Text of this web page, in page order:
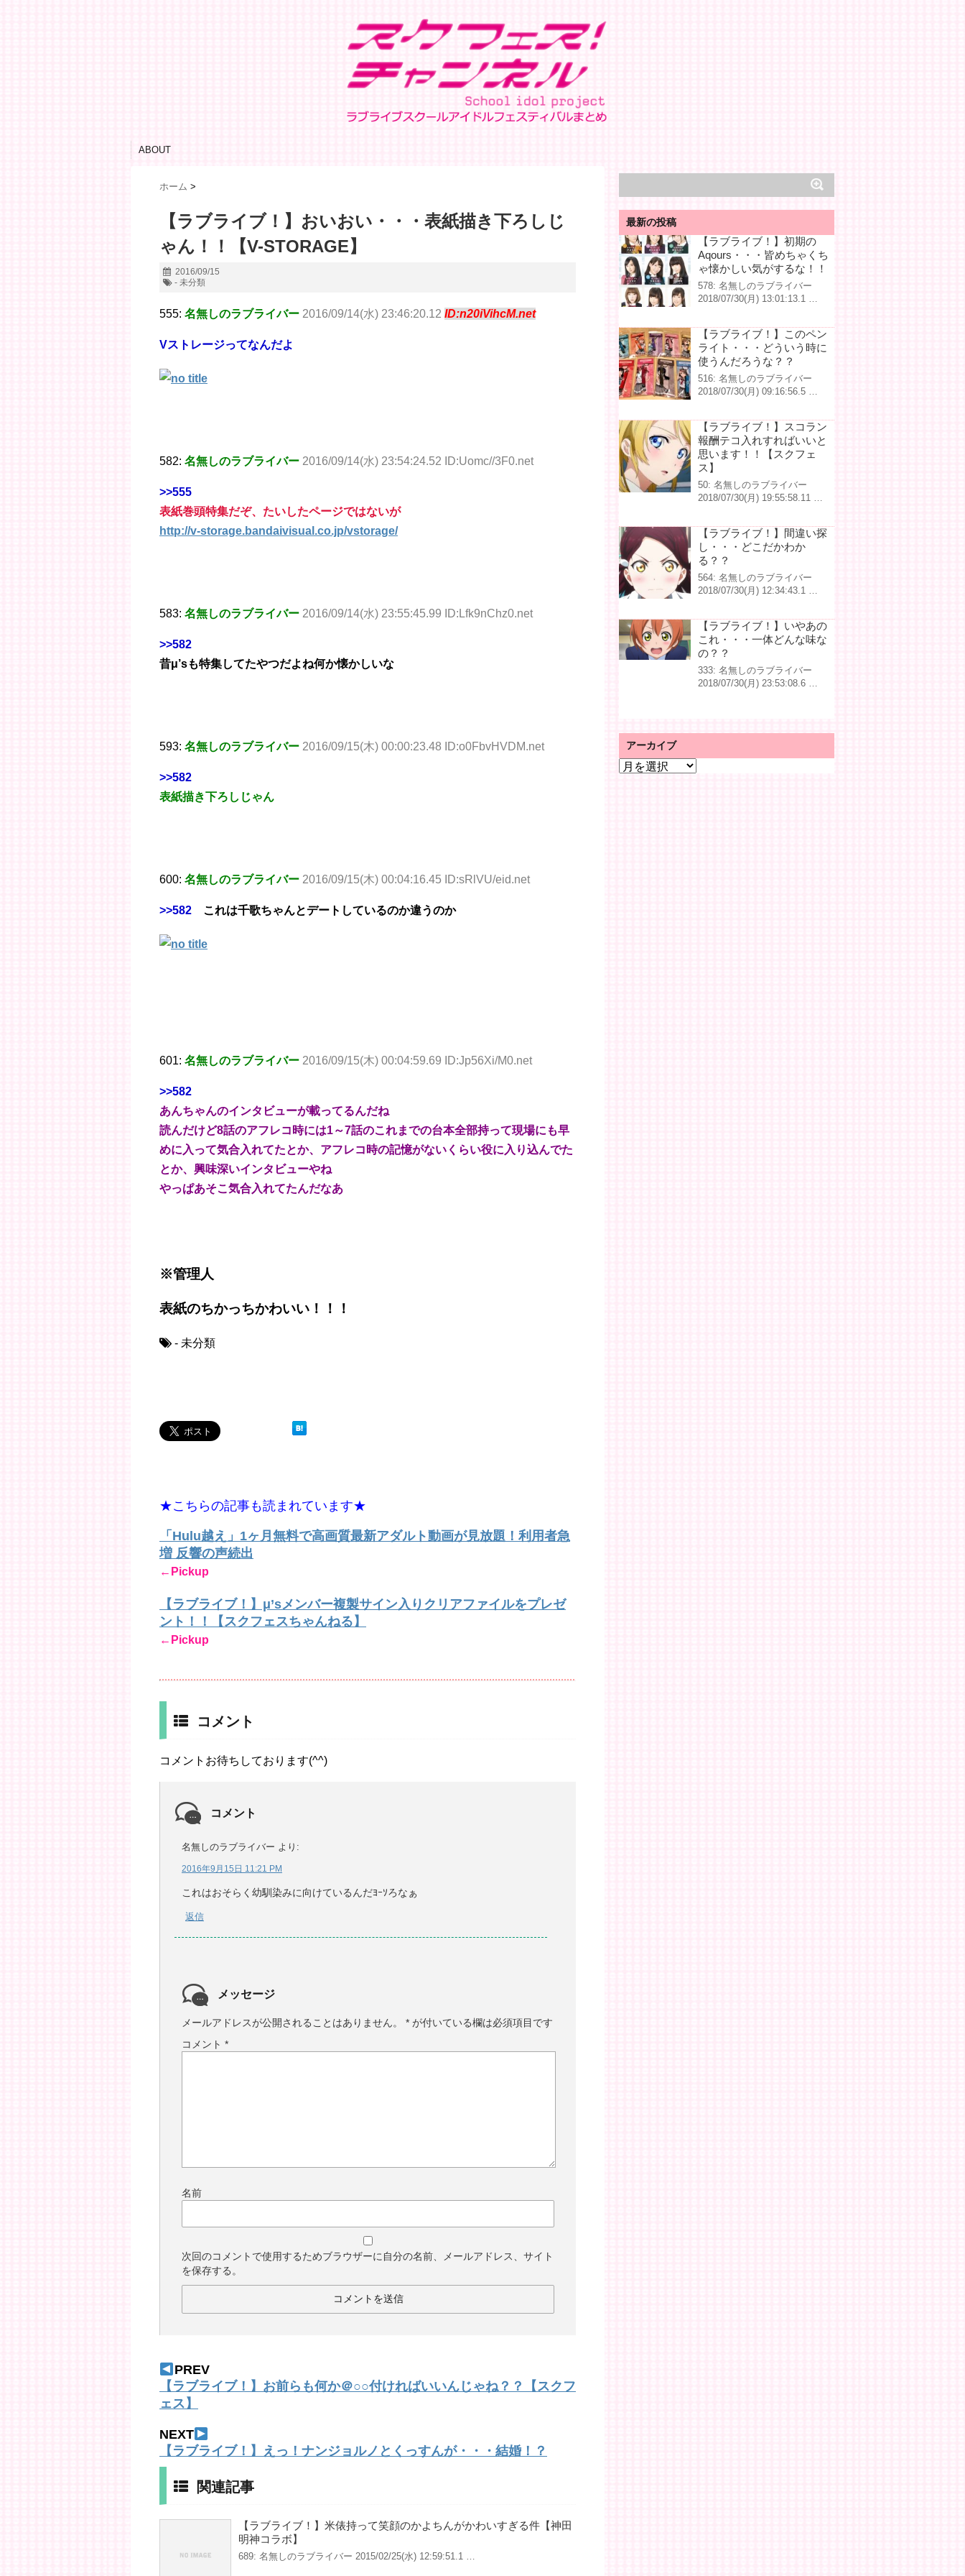
ABOUT
ホーム >
【ラブライブ！】おいおい・・・表紙描き下ろしじ
ゃん！！【V-STORAGE】
2016/09/15
- 未分類
555: 名無しのラブライバー 2016/09/14(水) 23:46:20.12 ID:n20iVihcM.net
Vストレージってなんだよ
582: 名無しのラブライバー 2016/09/14(水) 23:54:24.52 ID:Uomc//3F0.net
>>555
表紙巻頭特集だぞ、たいしたページではないが
http://v-storage.bandaivisual.co.jp/vstorage/
583: 名無しのラブライバー 2016/09/14(水) 23:55:45.99 ID:Lfk9nChz0.net
>>582
昔μ’sも特集してたやつだよね何か懐かしいな
593: 名無しのラブライバー 2016/09/15(木) 00:00:23.48 ID:o0FbvHVDM.net
>>582
表紙描き下ろしじゃん
600: 名無しのラブライバー 2016/09/15(木) 00:04:16.45 ID:sRlVU/eid.net
>>582 これは千歌ちゃんとデートしているのか違うのか
601: 名無しのラブライバー 2016/09/15(木) 00:04:59.69 ID:Jp56Xi/M0.net
>>582
あんちゃんのインタビューが載ってるんだね
読んだけど8話のアフレコ時には1～7話のこれまでの台本全部持って現場にも早
めに入って気合入れてたとか、アフレコ時の記憶がないくらい役に入り込んでた
とか、興味深いインタビューやね
やっぱあそこ気合入れてたんだなあ
※管理人
表紙のちかっちかわいい！！！
- 未分類
★こちらの記事も読まれています★
「Hulu越え」1ヶ月無料で高画質最新アダルト動画が見放題！利用者急
増 反響の声続出
←Pickup
【ラブライブ！】μ’sメンバー複製サイン入りクリアファイルをプレゼ
ント！！【スクフェスちゃんねる】
←Pickup
コメント
コメントお待ちしております(^^)
コメント
名無しのラブライバー より:
2016年9月15日 11:21 PM
これはおそらく幼馴染みに向けているんだﾖｰｿろなぁ
返信
メッセージ
メールアドレスが公開されることはありません。 * が付いている欄は必須項目です
コメント *
名前
次回のコメントで使用するためブラウザーに自分の名前、メールアドレス、サイト
を保存する。
PREV
【ラブライブ！】お前らも何か＠○○付ければいいんじゃね？？【スクフ
ェス】
NEXT
【ラブライブ！】えっ！ナンジョルノとくっすんが・・・結婚！？
関連記事
【ラブライブ！】米俵持って笑顔のかよちんがかわいすぎる件【神田
明神コラボ】
689: 名無しのラブライバー 2015/02/25(水) 12:59:51.1 …
最新の投稿
【ラブライブ！】初期の
Aqours・・・皆めちゃくち
ゃ懐かしい気がするな！！
578: 名無しのラブライバー
2018/07/30(月) 13:01:13.1 …
【ラブライブ！】このペン
ライト・・・どういう時に
使うんだろうな？？
516: 名無しのラブライバー
2018/07/30(月) 09:16:56.5 …
【ラブライブ！】スコラン
報酬テコ入れすればいいと
思います！！【スクフェ
ス】
50: 名無しのラブライバー
2018/07/30(月) 19:55:58.11 …
【ラブライブ！】間違い探
し・・・どこだかわか
る？？
564: 名無しのラブライバー
2018/07/30(月) 12:34:43.1 …
【ラブライブ！】いやあの
これ・・・一体どんな味な
の？？
333: 名無しのラブライバー
2018/07/30(月) 23:53:08.6 …
アーカイブ
ア